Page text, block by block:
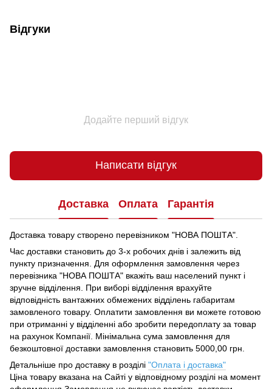
Відгуки
Додайте перший відгук
Написати відгук
Доставка Оплата Гарантія
Доставка товару створено перевізником "НОВА ПОШТА".
Час доставки становить до 3-х робочих днів і залежить від
пункту призначення. Для оформлення замовлення через
перевізника "НОВА ПОШТА" вкажіть ваш населений пункт і
зручне відділення.
При виборі відділення врахуйте
відповідність вантажних обмежених відділень габаритам
замовленого товару. Оплатити замовлення ви можете готовою
при отриманні у відділенні або зробити передоплату за товар
на рахунок Компанії. Мінімальна сума замовлення для
безкоштовної доставки замовлення становить 5000,00 грн.
Детальніше про доставку в розділі "Оплата і доставка"
Ціна товару вказана на Сайті у відповідному розділі на момент